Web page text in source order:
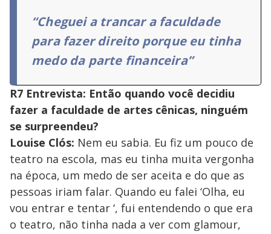
“Cheguei a trancar a faculdade
para fazer direito porque eu tinha
medo da parte financeira”
R7 Entrevista: Então quando você decidiu
fazer a faculdade de artes cênicas, ninguém
se surpreendeu?
Louise Clós: Nem eu sabia. Eu fiz um pouco de
teatro na escola, mas eu tinha muita vergonha
na época, um medo de ser aceita e do que as
pessoas iriam falar. Quando eu falei ‘Olha, eu
vou entrar e tentar ‘, fui entendendo o que era
o teatro, não tinha nada a ver com glamour,